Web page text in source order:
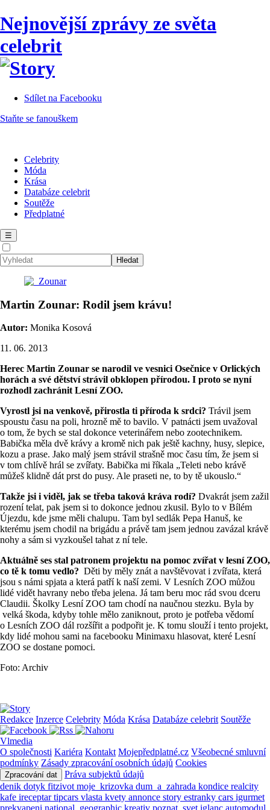
Nejnovější zprávy ze světa
celebrit
Sdílet na Facebooku
Staňte se fanouškem
Celebrity
Móda
Krása
Databáze celebrit
Soutěže
Předplatné
☰
Martin Zounar: Rodil jsem krávu!
Autor: Monika Kosová
11. 06. 2013
Herec Martin Zounar se narodil ve vesnici Osečnice v Orlických
horách a své dětství strávil obklopen přírodou. I proto se nyní
rozhodl zachránit Lesní ZOO.
Vyrostl jsi na venkově, přirostla ti příroda k srdci? Trávil jsem
spoustu času na poli, hrozně mě to bavilo. V patnácti jsem uvažoval
o tom, že bych se stal dokonce veterinářem nebo zootechnikem.
Babička měla dvě krávy a kromě nich pak ještě kachny, husy, slepice,
kozu a prase. Jako malý jsem strávil strašně moc času tím, že jsem si
v tom chlívě hrál se zvířaty. Babička mi říkala „Teleti nebo krávě
můžeš klidně dát prst do pusy. Ale praseti ne, to by tě ukouslo.“
Takže jsi i viděl, jak se třeba taková kráva rodí? Dvakrát jsem zažil
rození telat, pak jsem si to dokonce jednou zkusil. Bylo to v Bílém
Újezdu, kde jsme měli chalupu. Tam byl sedlák Pepa Hanuš, ke
kterému jsem chodil na brigádu a právě tam jsem jednou zavázal krávě
nohy a sám si vyzkoušel tahat z ní tele.
Aktuálně ses stal patronem projektu na pomoc zvířat v lesní ZOO,
co tě k tomu vedlo? Děti by měly znát a navštěvovat i zvířata, která
jsou s námi spjata a která patří k naší zemi. V Lesních ZOO můžou
lidé vidět havrany nebo třeba jelena. Já tam beru moc rád svou dceru
Claudii. Školky Lesní ZOO tam chodí na naučnou stezku. Byla by
velká škoda, kdyby tohle mělo zaniknout, proto je potřeba vědomí
o Lesních ZOO dál rozšířit a podpořit je. K tomu slouží i tento projekt,
kdy lidé mohou sami na facebooku Minimaxu hlasovat, které Lesní
ZOO se dostane pomoci.
Foto: Archiv
Redakce Inzerce Celebrity Móda Krása Databáze celebrit Soutěže
Vlmedia
O společnosti Kariéra Kontakt Mojepředplatné.cz Všeobecné smluvní
podmínky Zásady zpracování osobních údajů Cookies
Zpracování dat
Práva subjektů údajů
denik dotyk fitzivot moje_krizovka dum_a_zahrada kondice realcity
kafe ireceptartipcars vlasta kvety annonce story estranky cars igurmet